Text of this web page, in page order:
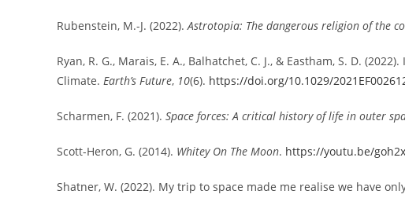
Rubenstein, M.-J. (2022).Astrotopia: The dangerous religion of the
Ryan, R. G., Marais, E. A., Balhatchet, C. J., & Eastham, S. D.
Climate. Earth’s Future, 10(6). https://doi.org/10.1029/
Scharmen, F. (2021). Space forces: A critical history of life in outer
Scott-Heron, G. (2014). Whitey On The Moon. https://youtu.be/
Shatner, W. (2022). My trip to space made me realise we have